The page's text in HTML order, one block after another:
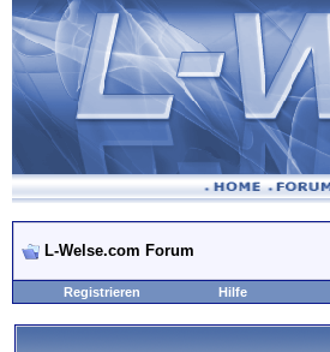
L-Welse.com Forum
Registrieren Hilfe